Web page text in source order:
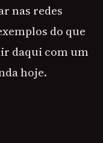
nas redes
do que
daqui com um
hoje.